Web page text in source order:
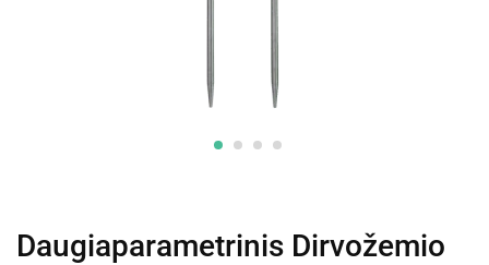
Daugiaparametrinis Dirvožemio